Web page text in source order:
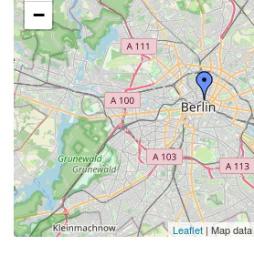
−
Leaflet| Map